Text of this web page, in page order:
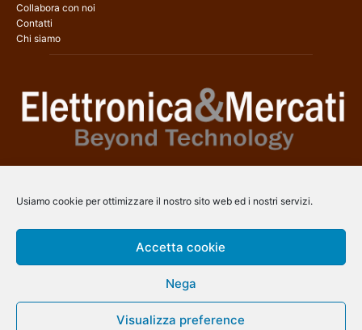
Usiamo cookie per ottimizzare il nostro sito web ed i nostri servizi.
Accetta cookie
Nega
Visualizza preference
Collabora con noi
Contatti
Chi siamo
una copertura a 360° che coinvolge tecnologie, prodotti, mercati e
info@arscommunication.it
SEGUICI